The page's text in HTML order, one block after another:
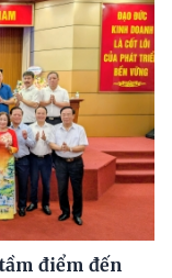
điểm đến